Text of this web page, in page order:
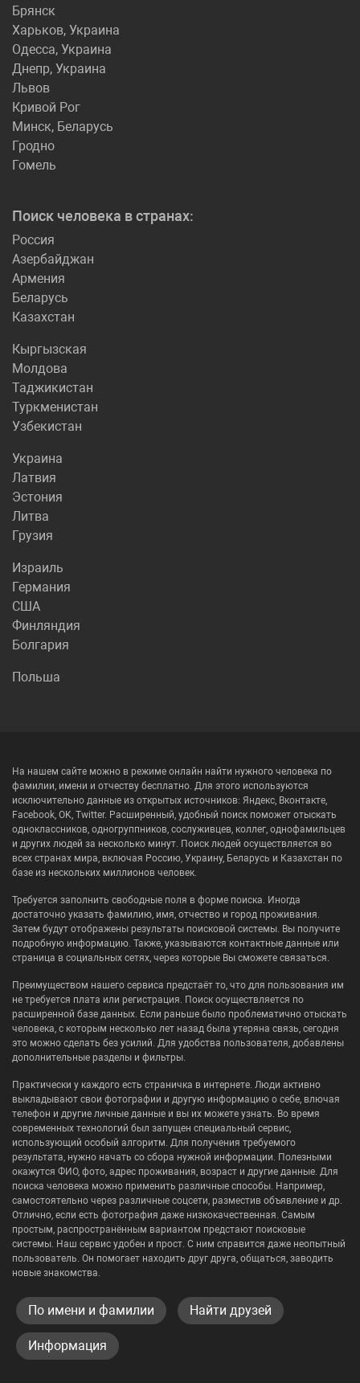
Брянск
Харьков, Украина
Одесса, Украина
Днепр, Украина
Львов
Кривой Рог
Минск, Беларусь
Гродно
Гомель
Поиск человека в странах:
Россия
Азербайджан
Армения
Беларусь
Казахстан
Кыргызская
Молдова
Таджикистан
Туркменистан
Узбекистан
Украина
Латвия
Эстония
Литва
Грузия
Израиль
Германия
США
Финляндия
Болгария
Польша
На нашем сайте можно в режиме онлайн найти нужного человека по
фамилии, имени и отчеству бесплатно. Для этого используются
исключительно данные из открытых источников: Яндекс, Вконтакте,
Facebook, OK, Twitter. Расширенный, удобный поиск поможет отыскать
одноклассников, одногруппников, сослуживцев, коллег, однофамильцев
и других людей за несколько минут. Поиск людей осуществляется во
всех странах мира, включая Россию, Украину, Беларусь и Казахстан по
базе из нескольких миллионов человек.
Требуется заполнить свободные поля в форме поиска. Иногда
достаточно указать фамилию, имя, отчество и город проживания.
Затем будут отображены результаты поисковой системы. Вы получите
подробную информацию. Также, указываются контактные данные или
страница в социальных сетях, через которые Вы сможете связаться.
Преимуществом нашего сервиса предстаёт то, что для пользования им
не требуется плата или регистрация. Поиск осуществляется по
расширенной базе данных. Если раньше было проблематично отыскать
человека, с которым несколько лет назад была утеряна связь, сегодня
это можно сделать без усилий. Для удобства пользователя, добавлены
дополнительные разделы и фильтры.
Практически у каждого есть страничка в интернете. Люди активно
выкладывают свои фотографии и другую информацию о себе, влючая
телефон и другие личные данные и вы их можете узнать. Во время
современных технологий был запущен специальный сервис,
использующий особый алгоритм. Для получения требуемого
результата, нужно начать со сбора нужной информации. Полезными
окажутся ФИО, фото, адрес проживания, возраст и другие данные. Для
поиска человека можно применить различные способы. Например,
самостоятельно через различные соцсети, разместив объявление и др.
Отлично, если есть фотография даже низкокачественная. Самым
простым, распространённым вариантом предстают поисковые
системы. Наш сервис удобен и прост. С ним справится даже неопытный
пользователь. Он помогает находить друг друга, общаться, заводить
новые знакомства.
По имени и фамилии Найти друзей
Информация